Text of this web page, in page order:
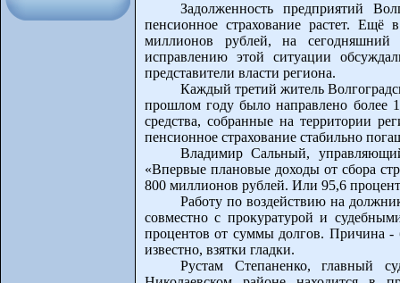
Задолженность предприятий
пенсионное страхование растет. Ещё
миллионов рублей, на
исправлению этой ситуации
представители власти региона.
Каждый третий житель
прошлом году было направлено более
средства, собранные на территории
пенсионное страхование стабильно
Владимир Сальный,
«Впервые плановые доходы от сбора
800 миллионов рублей. Или 95,6
Работу по воздействию на
совместно с прокуратурой и
процентов от суммы долгов. Причина -
известно, взятки гладки.
Рустам Степаненко, главный